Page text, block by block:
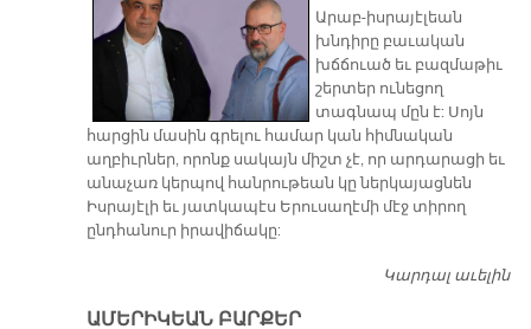
Արաբ-իսրայէլեան
խնդիրը բաւական
խճճուած եւ բազմաթիւ
շերտեր ունեցող
տագնապ մըն է: Սոյն
հարցին մասին գրելու համար կան հիմնական
աղբիւրներ, որոնք սակայն միշտ չէ, որ արդարացի եւ
անաչառ կերպով հանրութեան կը ներկայացնեն
Իսրայէլի եւ յատկապէս Երուսաղէմի մէջ տիրող
ընդհանուր իրավիճակը:
Կարդալ աւելին
ԱՄԵՐԻԿԵԱՆ ԲԱՐՔԵՐ